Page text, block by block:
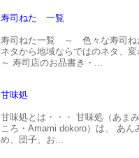
寿司ねた 一覧
寿司ねた一覧 ～ 色々な寿司
ネタから地域ならではのネタ、
～ 寿司店のお品書き・...
甘味処
甘味処とは・・・ 甘味処（あま
ころ・Amami dokoro）は、 あん
め、団子、お...